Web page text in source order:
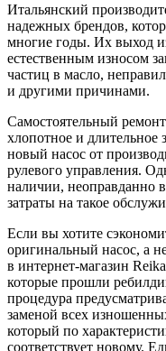
Итальянский
надежных брендов,
многие годы. Их выход
естественным износом
частиц в масло,
и другими причинами.
Самостоятельный
хлопотное и длительное
новый насос от
рулевого управления.
наличии, неоправданно
затраты на такое
Если вы хотите
оригинальный насос, а
в интернет-магазин
которые прошли
процедура
заменой всех
который по
соответствует новому.